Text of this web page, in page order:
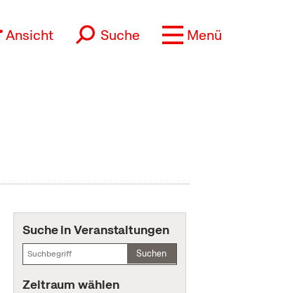
Ansicht Suche Menü
Suche in Veranstaltungen
Suchen
Zeitraum wählen